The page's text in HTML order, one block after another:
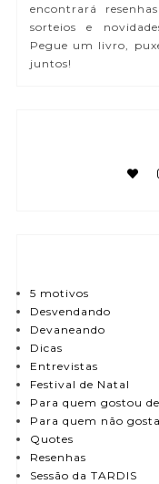
encontrará
sorteios e
Pegue um livro,
juntos!
5 motivos
Desvendando
Devaneando
Dicas
Entrevistas
Festival de Natal
Para quem gostou
Para quem não gosta
Quotes
Resenhas
Sessão da TARDIS